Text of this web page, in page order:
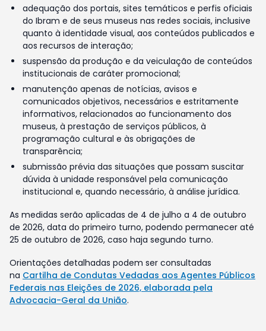
adequação dos portais, sites temáticos e perfis oficiais
do Ibram e de seus museus nas redes sociais, inclusive
quanto à identidade visual, aos conteúdos publicados e
aos recursos de interação;
suspensão da produção e da veiculação de conteúdos
institucionais de caráter promocional;
manutenção apenas de notícias, avisos e
comunicados objetivos, necessários e estritamente
informativos, relacionados ao funcionamento dos
museus, à prestação de serviços públicos, à
programação cultural e às obrigações de
transparência;
submissão prévia das situações que possam suscitar
dúvida à unidade responsável pela comunicação
institucional e, quando necessário, à análise jurídica.
As medidas serão aplicadas de 4 de julho a 4 de outubro
de 2026, data do primeiro turno, podendo permanecer até
25 de outubro de 2026, caso haja segundo turno.
Orientações detalhadas podem ser consultadas
na Cartilha de Condutas Vedadas aos Agentes Públicos
Federais nas Eleições de 2026, elaborada pela
Advocacia-Geral da União.